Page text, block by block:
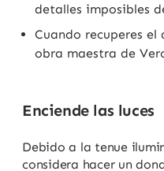
detalles imposibles
Cuando recuperes
obra maestra de
Enciende las luces
Debido a la tenue
considera hacer un